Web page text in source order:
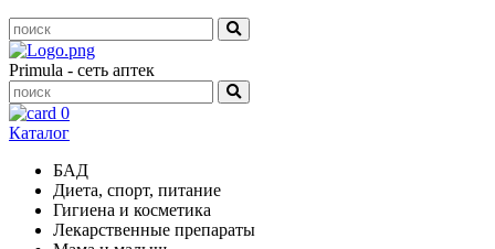
Primula - сеть аптек
0
Каталог
БАД
Диета, спорт, питание
Гигиена и косметика
Лекарственные препараты